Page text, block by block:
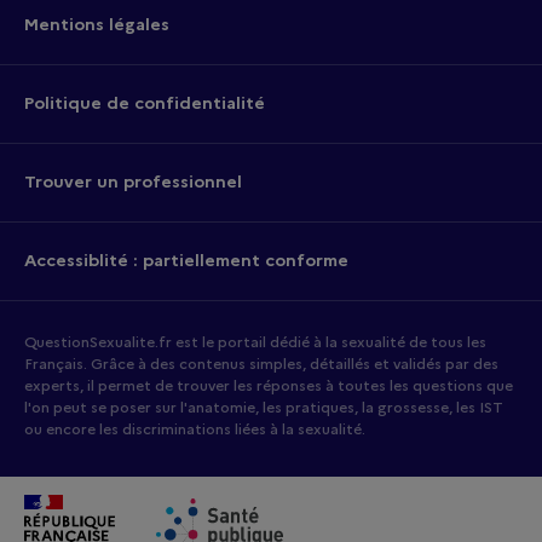
Mentions légales
Politique de confidentialité
Trouver un professionnel
Accessiblité : partiellement conforme
QuestionSexualite.fr est le portail dédié à la sexualité de tous les
Français. Grâce à des contenus simples, détaillés et validés par des
experts, il permet de trouver les réponses à toutes les questions que
l'on peut se poser sur l'anatomie, les pratiques, la grossesse, les IST
ou encore les discriminations liées à la sexualité.